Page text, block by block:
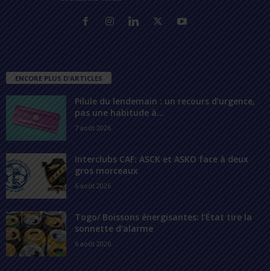
ENCORE PLUS D'ARTICLES
Pilule du lendemain : un recours d’urgence,
pas une habitude à...
7 août 2026
Interclubs CAF: ASCK et ASKO face à deux
gros morceaux
6 août 2026
Togo/ Boissons énergisantes: l’État tire la
sonnette d’alarme
6 août 2026